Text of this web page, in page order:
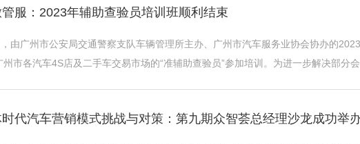
服：2023年辅助查验员培训班顺利结束
由广州市公安局交通警察支队车辆管理所主办、广州市汽车服务业协会协办的
州市各汽车4S店及二手车交易市场的“准辅助查验员”参加培训。为进一步解决部分
代汽车营销模式挑战与对策：第九期众智荟总经理沙龙成功举办